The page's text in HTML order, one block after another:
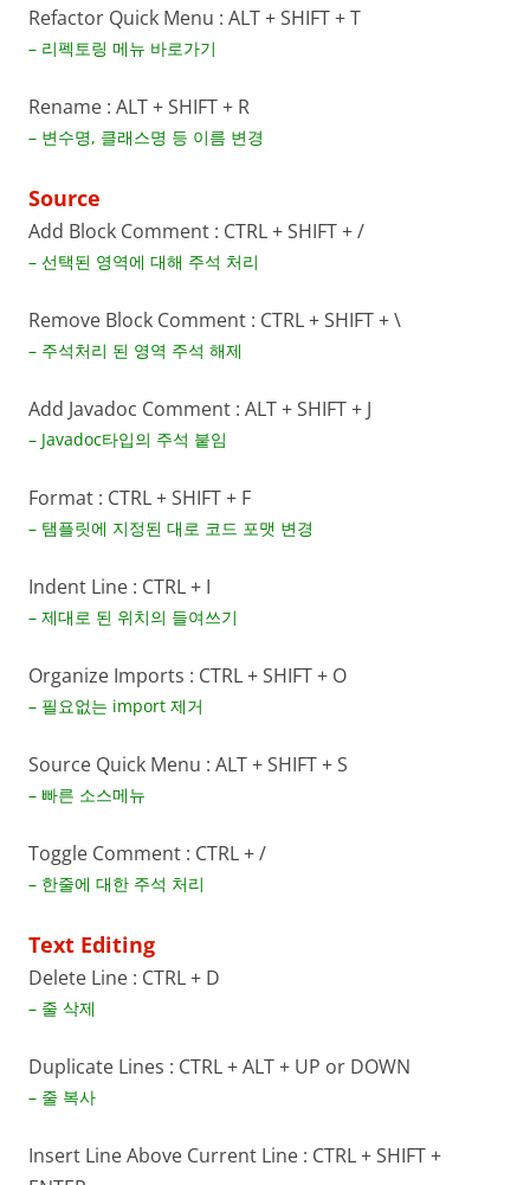
Refactor Quick Menu : ALT + SHIFT + T
– 리펙토링 메뉴 바로가기
Rename : ALT + SHIFT + R
– 변수명, 클래스명 등 이름 변경
Source
Add Block Comment : CTRL + SHIFT + /
– 선택된 영역에 대해 주석 처리
Remove Block Comment : CTRL + SHIFT + \
– 주석처리 된 영역 주석 해제
Add Javadoc Comment : ALT + SHIFT + J
– Javadoc타입의 주석 붙임
Format : CTRL + SHIFT + F
– 탬플릿에 지정된 대로 코드 포맷 변경
Indent Line : CTRL + I
– 제대로 된 위치의 들여쓰기
Organize Imports : CTRL + SHIFT + O
– 필요없는 import 제거
Source Quick Menu : ALT + SHIFT + S
– 빠른 소스메뉴
Toggle Comment : CTRL + /
– 한줄에 대한 주석 처리
Text Editing
Delete Line : CTRL + D
– 줄 삭제
Duplicate Lines : CTRL + ALT + UP or DOWN
– 줄 복사
Insert Line Above Current Line : CTRL + SHIFT +